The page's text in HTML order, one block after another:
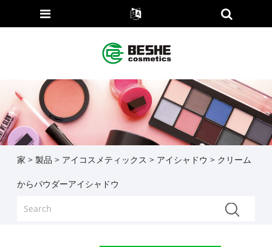
家 > 製品 > アイコスメティックス > アイシャドウ > クリーム
からパウダーアイシャドウ